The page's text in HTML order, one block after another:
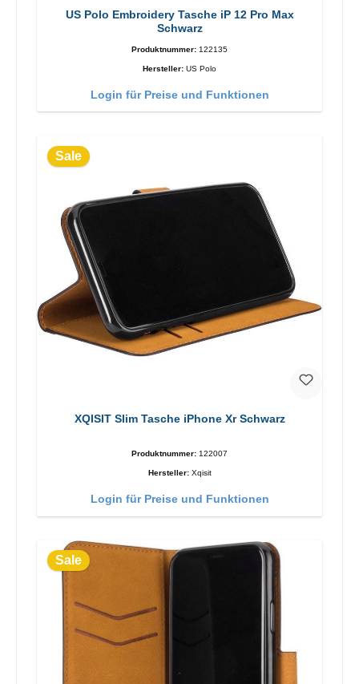
US Polo Embroidery Tasche iP 12 Pro Max
Schwarz
Produktnummer: 122135
Hersteller: US Polo
Login für Preise und Funktionen
Sale
XQISIT Slim Tasche iPhone Xr Schwarz
Produktnummer: 122007
Hersteller: Xqisit
Login für Preise und Funktionen
Sale